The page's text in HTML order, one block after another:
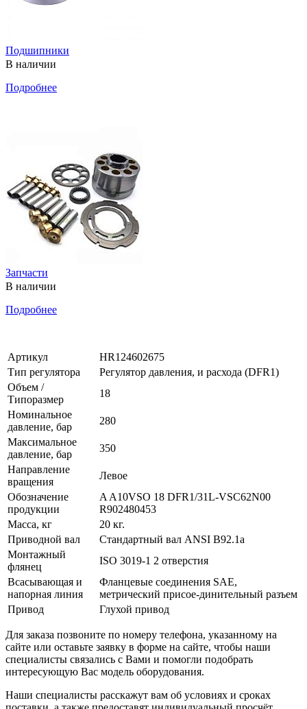
Подшипники
В наличии
Подробнее
Запчасти
В наличии
Подробнее
Артикул
HR124602675
Тип регулятора
Регулятор давления, и расхода (DFR1)
Объем /
Типоразмер
18
Номинальное
давление, бар
280
Максимальное
давление, бар
350
Направление
вращения
Левое
Обозначение
продукции
A A10VSO 18 DFR1/31L-VSC62N00
R902480453
Масса, кг
20 кг.
Приводной вал
Стандартный вал ANSI B92.1a
Монтажный
флянец
ISO 3019-1 2 отверстия
Всасывающая и
напорная линия
Фланцевые соединения SAE,
метрический присое-динительный разъем
Привод
Глухой привод
Для заказа позвоните по номеру телефона, указанному на
сайте или оставьте заявку в форме на сайте, чтобы наши
специалисты связались с Вами и помогли подобрать
интересующую Вас модель оборудования.
Наши специалисты расскажут вам об условиях и сроках